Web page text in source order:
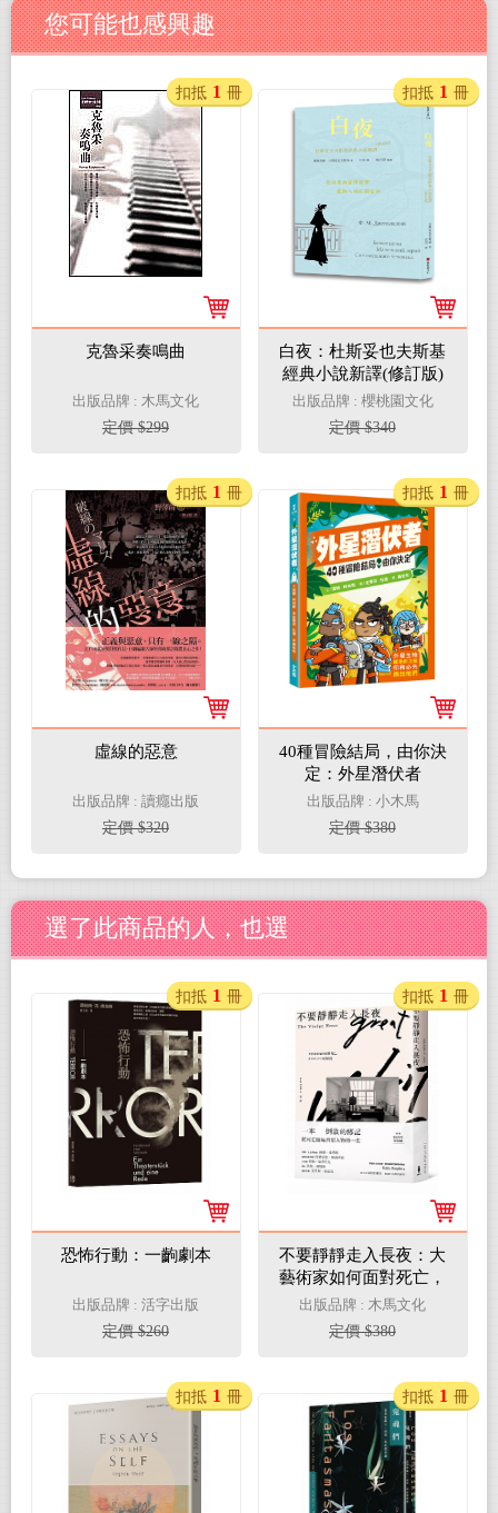
您可能也感興趣
克魯采奏鳴曲
出版品牌 : 木馬文化
定價 $299
扣抵 1 冊
白夜：杜斯妥也夫斯基
經典小說新譯(修訂版)
出版品牌 : 櫻桃園文化
定價 $340
扣抵 1 冊
虛線的惡意
出版品牌 : 讀癮出版
定價 $320
扣抵 1 冊
40種冒險結局，由你決
定：外星潛伏者
出版品牌 : 小木馬
定價 $380
扣抵 1 冊
選了此商品的人，也選
恐怖行動：一齣劇本
出版品牌 : 活字出版
定價 $260
扣抵 1 冊
不要靜靜走入長夜：大
藝術家如何面對死亡，
在死亡之中度過日常
出版品牌 : 木馬文化
定價 $380
扣抵 1 冊
扣抵 1 冊 扣抵 1 冊